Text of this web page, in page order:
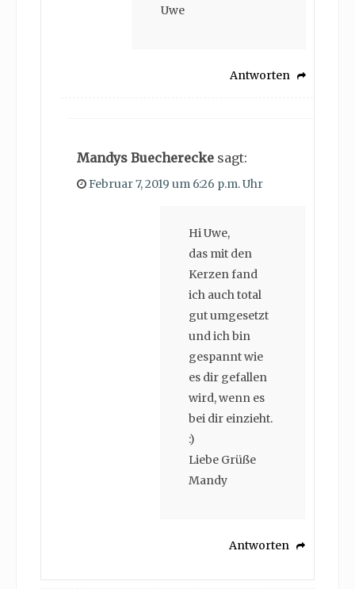
Uwe
Antworten
Mandys Buecherecke sagt:
Februar 7, 2019 um 6:26 p.m. Uhr
Hi Uwe,
das mit den
Kerzen fand
ich auch total
gut umgesetzt
und ich bin
gespannt wie
es dir gefallen
wird, wenn es
bei dir einzieht.
:)
Liebe Grüße
Mandy
Antworten